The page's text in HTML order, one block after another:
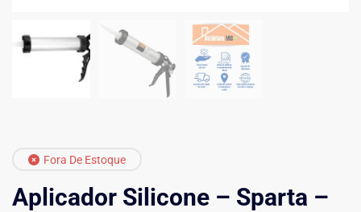
Fora De Estoque
Aplicador Silicone – Sparta –